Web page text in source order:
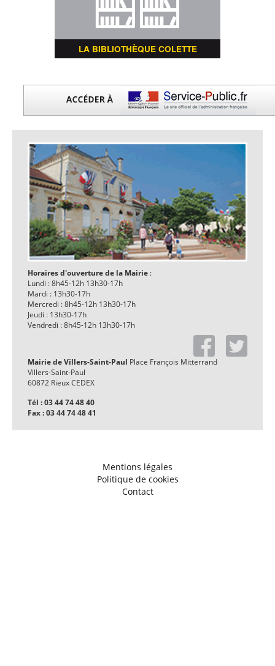
LA BIBLIOTHÈQUE COLETTE
Horaires d'ouverture de la Mairie :
Lundi : 8h45-12h 13h30-17h
Mardi : 13h30-17h
Mercredi : 8h45-12h 13h30-17h
Jeudi : 13h30-17h
Vendredi : 8h45-12h 13h30-17h
Mairie de Villers-Saint-Paul Place François Mitterrand
Villers-Saint-Paul
60872 Rieux CEDEX
Tél : 03 44 74 48 40
Fax : 03 44 74 48 41
Mentions légales
Politique de cookies
Contact